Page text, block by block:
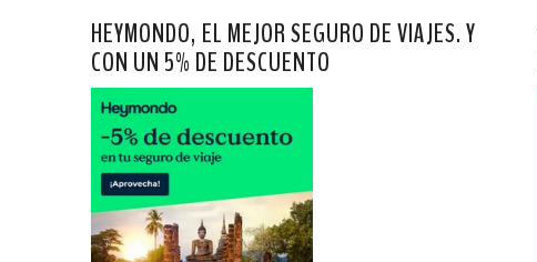
HEYMONDO, EL MEJOR SEGURO DE VIAJES. Y
CON UN 5% DE DESCUENTO